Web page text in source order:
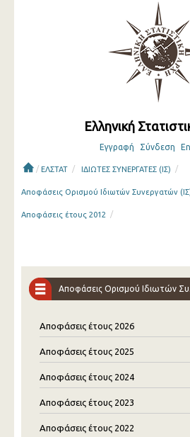
Ελληνική
Εγγραφή Σύνδεση
/ ΕΛΣΤΑΤ / ΙΔΙΩΤΕΣ ΣΥΝΕΡΓΑΤΕΣ (ΙΣ) /
Αποφάσεις Ορισμού Ιδιωτών Συνεργατών
Αποφάσεις έτους 2012 /
Αποφάσεις έτους 2026
Αποφάσεις έτους 2025
Αποφάσεις έτους 2024
Αποφάσεις έτους 2023
Αποφάσεις έτους 2022